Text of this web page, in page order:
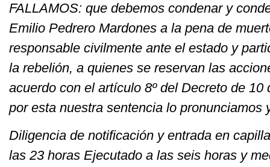
FALLAMOS: que debemos condenar y
Emilio Pedrero Mardones a la pena de
responsable civilmente ante el estado y
la rebelión, a quienes se reservan las
acuerdo con el artículo 8º del Decreto de
por esta nuestra sentencia lo pronunciamos
Diligencia de notificación y entrada en
las 23 horas Ejecutado a las seis horas y